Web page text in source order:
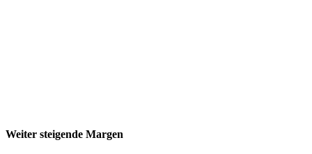
Weiter steigende Margen